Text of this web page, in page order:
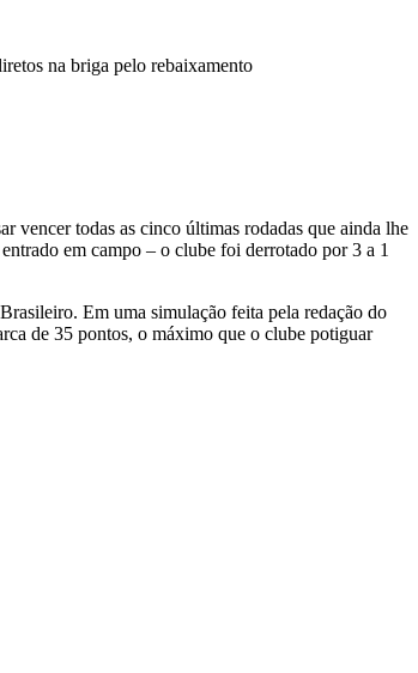
na briga pelo rebaixamento
vencer todas as cinco últimas rodadas que ainda lhe
em campo – o clube foi derrotado por 3 a 1
Em uma simulação feita pela redação do
de 35 pontos, o máximo que o clube potiguar